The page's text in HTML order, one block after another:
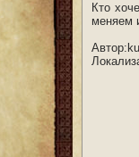
Кто
меняем